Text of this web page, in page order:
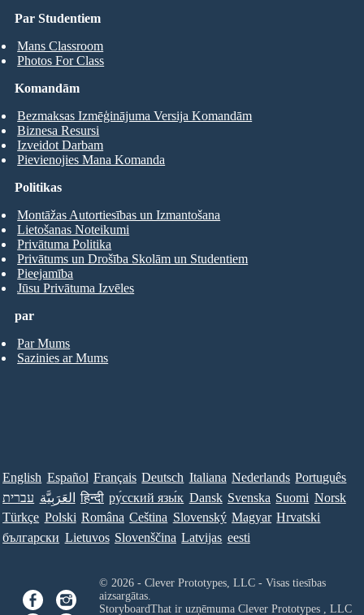
Par Studentiem
Mans Classroom
Photos For Class
Komandām
Bezmaksas Izmēģinājuma Versija Komandām
Biznesa Resursi
Izveidot Darbam
Pievienojies Mana Komanda
par
Par Mums
Sazinies ar Mums
Politikas
Montāžas Autortiesības un Izmantošana
Lietošanas Noteikumi
Privātuma Politika
Privātums un Drošība Skolām un Studentiem
Pieejamība
Jūsu Privātuma Izvēles
English Español Français Deutsch Italiana Nederlands Português
עברית العَرَبِيَّة हिन्दी ру́сский язы́к Dansk Svenska Suomi Norsk
Türkçe Polski Româna Ceština Slovenský Magyar Hrvatski
български Lietuvos Slovenščina Latvijas eesti
© 2026 - Clever Prototypes, LLC - Visas tiesības
aizsargātas.
StoryboardThat ir uzņēmuma Clever Prototypes , LLC